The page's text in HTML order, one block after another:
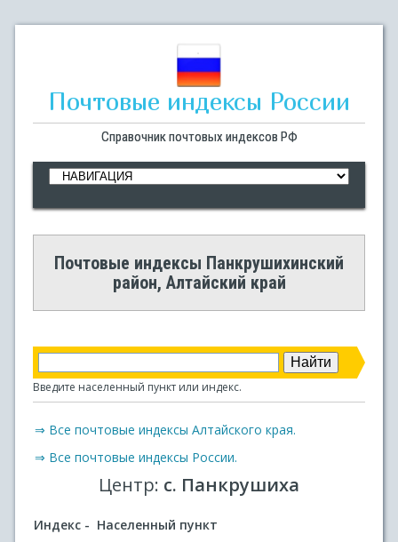
Почтовые индексы России
Справочник почтовых индексов РФ
Почтовые индексы Панкрушихинский
район, Алтайский край
Введите населенный пункт или индекс.
⇒ Все почтовые индексы Алтайского края.
⇒ Все почтовые индексы России.
Центр: с. Панкрушиха
Индекс - Населенный пункт